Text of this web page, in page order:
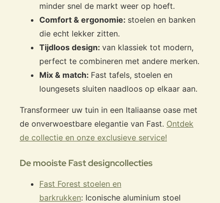
minder snel de markt weer op hoeft.
Comfort & ergonomie: stoelen en banken
die echt lekker zitten.
Tijdloos design: van klassiek tot modern,
perfect te combineren met andere merken.
Mix & match: Fast tafels, stoelen en
loungesets sluiten naadloos op elkaar aan.
Transformeer uw tuin in een Italiaanse oase met
de onverwoestbare elegantie van Fast. Ontdek
de collectie en onze exclusieve service!
De mooiste Fast designcollecties
Fast Forest stoelen en
barkrukken: Iconische aluminium stoel